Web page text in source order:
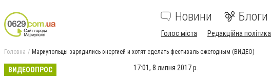
Новини Блоги
Голос міста Редакційна політика
Головна Мариупольцы зарядились энергией и хотят сделать фестиваль ежегодным (ВИДЕО)
ВИДЕООПРОС 17:01, 8 липня 2017 р.